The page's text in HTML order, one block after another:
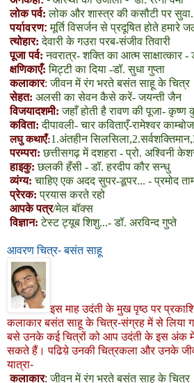
लोक पर्व: लोक और शास्त्र की कसौटी पर
पर्यावरण: मूर्ति विसर्जन से प्रदूषित होते हमारे
त्योहार: देवारी के गउरा परब-संजीव तिवारी
पूजा पर्व: नवरात्र- शक्ति का आत्म साक्षात्कार -
क्षणिकाएँ: मिट्टी का दिया -डॉ. सुधा गुप्ता
कलाकार: जीवन में रंग भरते बसंत साहू के चित्र
सेहत: अलसी का सेवन कैसे करें- जयन्ती जैन
विजयादशमी: जहाँ होती है रावण की पूजा- कृष्ण
कविता: दीपावली- चार कविताएँ-रामेश्वर
लघु कथाएँ:1.अंतहीन सिलसिला,2.सर्वशक्तिमान
परम्परा: छत्तीसगढ़ में दशहरा - प्रो. अश्विनी
हाइकु: छलकी हँसी - डॉ. हरदीप कौर सन्धु
व्यंग्य: चाहिए एक अदद सुपर-डूपर... - प्रमोद
प्रेरक: प्रयास करते रहो
आपके पत्र/मेल बॉक्स
विज्ञान: टेस्ट ट्यूब शिशु...- डॉ. अरविन्द गुप्ते
आवरण चित्र- बसंत साहू
इस माह उदंती के मुख पृष्ठ पर
कलाकार बसंत साहू के चित्र-संग्रह में से लिया
बसे उनके कई चित्रों को आप उदंती के इस अंक
सकते हैं। पढिय़े उनकी चित्रकला और उनके
यात्रा-
कलाकार: जीवन में रंग भरते बसंत साहू के चित्र